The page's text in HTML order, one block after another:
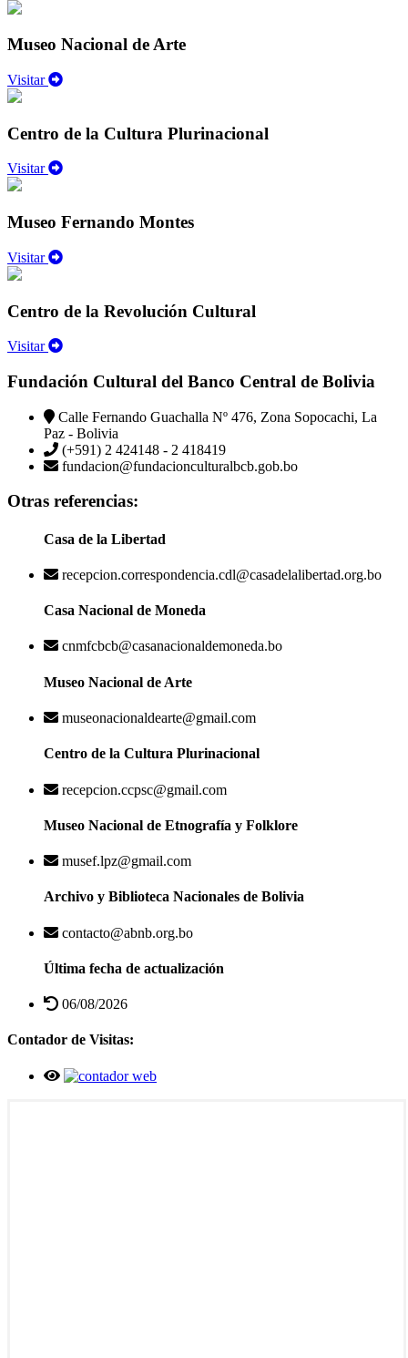
Museo Nacional de Arte
Visitar
Centro de la Cultura Plurinacional
Visitar
Museo Fernando Montes
Visitar
Centro de la Revolución Cultural
Visitar
Fundación Cultural del Banco Central de Bolivia
Calle Fernando Guachalla Nº 476, Zona Sopocachi, La
Paz - Bolivia
(+591) 2 424148 - 2 418419
fundacion@fundacionculturalbcb.gob.bo
Otras referencias:
Casa de la Libertad
recepcion.correspondencia.cdl@casadelalibertad.org.bo
Casa Nacional de Moneda
cnmfcbcb@casanacionaldemoneda.bo
Museo Nacional de Arte
museonacionaldearte@gmail.com
Centro de la Cultura Plurinacional
recepcion.ccpsc@gmail.com
Museo Nacional de Etnografía y Folklore
musef.lpz@gmail.com
Archivo y Biblioteca Nacionales de Bolivia
contacto@abnb.org.bo
Última fecha de actualización
06/08/2026
Contador de Visitas: